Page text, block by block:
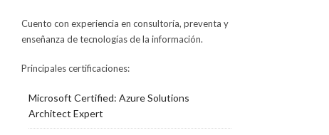
Cuento con experiencia en consultoría, preventa y
enseñanza de tecnologías de la información.
Principales certificaciones:
Microsoft Certified: Azure Solutions
Architect Expert